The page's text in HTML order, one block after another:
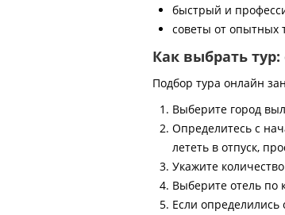
быстрый и
советы от опытных
Как выбрать
Подбор тура онлайн
Выберите город
Определитесь с
лететь в отпуск,
Укажите
Выберите отель по
Если определились